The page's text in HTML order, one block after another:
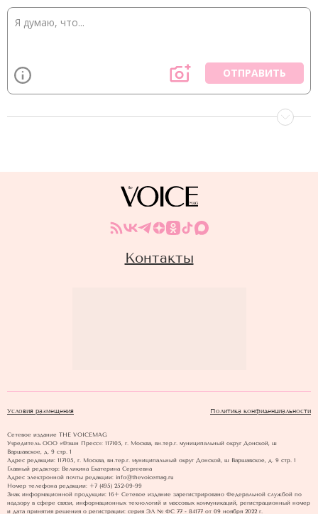
ОТПРАВИТЬ
Контакты
Условия размещения Политика конфиденциальности
Сетевое издание THE VOICEMAG
Учредитель ООО «Фэшн Пресс»: 117105, г. Москва, вн.тер.г. муниципальный округ Донской, ш
Варшавское, д. 9 стр. 1
Адрес редакции: 117105, г. Москва, вн.тер.г. муниципальный округ Донской, ш Варшавское, д. 9 стр. 1
Главный редактор: Великина Екатерина Сергеевна
Адрес электронной почты редакции: info@thevoicemag.ru
Номер телефона редакции: +7 (495) 252-09-99
Знак информационной продукции: 16+ Cетевое издание зарегистрировано Федеральной службой по
надзору в сфере связи, информационных технологий и массовых коммуникаций, регистрационный номер
и дата принятия решения о регистрации: серия ЭЛ № ФС 77 - 84177 от 09 ноября 2022 г.